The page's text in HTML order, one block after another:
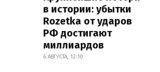
в истории: убытки
Rozetka от ударов
РФ достигают
миллиардов
6 АВГУСТА, 12:10